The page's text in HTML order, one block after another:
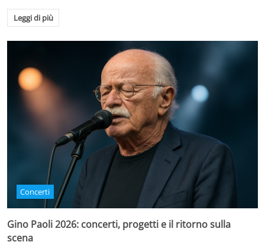
Leggi di più
Concerti
Gino Paoli 2026: concerti, progetti e il ritorno sulla
scena